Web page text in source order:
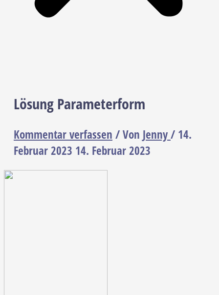
Lösung Parameterform
Kommentar verfassen / Von Jenny/ 14.
Februar 2023 14. Februar 2023